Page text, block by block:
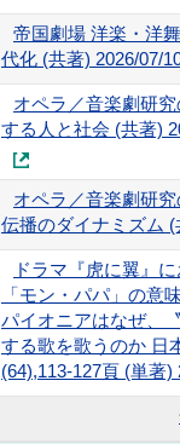
帝国劇場 洋楽・洋
代化 (共著) 2026/07/
オペラ／音楽劇研
する人と社会 (共著)
オペラ／音楽劇研
伝播のダイナミズム (
ドラマ『虎に翼』
「モン・パパ」の意
パイオニアはなぜ、
する歌を歌うのか 日
(64),113-127頁 (単著)